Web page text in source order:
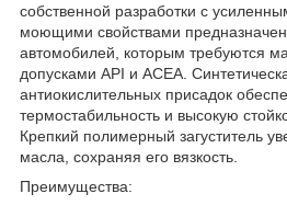
собственной разработки с
моющими свойствами
автомобилей, которым требуются
допусками API и ACEA.
антиокислительных присадок
термостабильность и высокую
Крепкий полимерный загуститель
масла, сохраняя его вязкость.
Преимущества: